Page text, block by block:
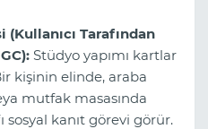
Tarafından
Stüdyo yapımı kartlar
kişinin elinde, araba
mutfak masasında
kanıt görevi görür.